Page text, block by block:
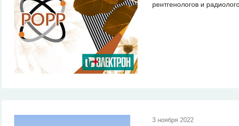
рентгенологов и
3 ноября 2022